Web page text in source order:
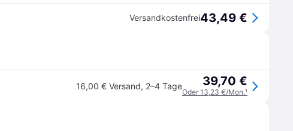
Versandkostenfrei43,49 €
16,00 € Versand, 2–4 Tage 39,70 €
Oder 13,23 €/Mon.¹